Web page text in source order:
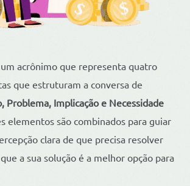
acrônimo que representa quatro
que estruturam a conversa de
Problema, Implicação e Necessidade
elementos são combinados para guiar
clara de que precisa resolver
a sua solução é a melhor opção para